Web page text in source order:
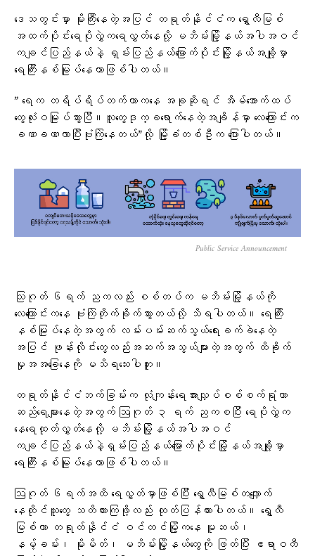
ဒေသတွင်းမှာ မိုးကြီးနေတဲ့အပြင် တရုတ်နိုင်ငံက ရွှေလီမြစ်
အထက်ပိုင်းရေပိုလွှဲက​ရေလွှတ်နေလို့ မဘိမ်းမြို့နယ်အပါအဝင်
ကချင်ပြည်နယ်နဲ့ ရှမ်းပြည်နယ်မြောက်ပိုင်းမြို့နယ်အချို့မှာ
ရေကြီးနစ်မြုပ်နေတာဖြစ်ပါတယ်။
” ရေက တရိပ်ရိပ်တက်တာကနေ အခုဆိုရင် အိမ်အောက်ထပ်
တွေလုံးဝမြုပ်သွားပြီ။လူတွေဒုက္ခရောက်နေတဲ့အချိန်မှာ လေကြောင်းက
ခဏခဏလာပြီးဗုံးကြဲနေတယ်”လို့ မြို့ခံတစ်ဦးက ပြောပါတယ်။
Public Service Announcement
သြဂုတ် ၆ရက် ညကလည်း စစ်တပ်က မဘိမ်းမြို့နယ်ကို
လေကြောင်းကနေ ဗုံးကြဲတိုက်ခိုက်သွားတယ်လို့ သိရပါတယ်။ ရေကြီး
နစ်မြုပ်နေတဲ့အတွက် လမ်းပမ်းဆက်သွယ်ရေးခက်ခဲနေတဲ့
အပြင် ဖုန်းလိုင်းတွေလည်းအဆက်အသွယ်များတဲ့အတွက် ထိခိုက်
မှုအအခြေနေကို မသိရသေးပါဘူး။
တရုတ်နိုင်ငံဘက်ခြမ်းက လုံကျန်းရေအားလျှပ်စစ်စက်ရုံဟာ
ဆည်ရေများနေတဲ့အတွက် ဩဂုတ် ၃ ရက် ညကစပြီး ရေပိုလွှဲက‌
နေရေထုတ်လွှတ်နေလို့ မဘိမ်းမြို့နယ်အပါအဝင်
ကချင်ပြည်နယ်နဲ့ရှမ်းပြည်နယ်မြောက်ပိုင်းမြို့နယ်အချို့မှာ
ရေကြီးနစ်မြုပ်နေတာဖြစ်ပါတယ်။
ဩဂုတ် ၆ရက်အထိ ရေလွှတ်မှာဖြစ်ပြီး ရွှေလီမြစ်တလျှောက်
နေထိုင်သူတွေ သတိထားကြဖို့လည်း ထုတ်ပြန်ထားပါတယ်။ ရွှေလီ
မြစ်ဟာ တရုတ်နိုင်ငံ ဝင်တင်မြို့ကနေ မူဆယ်၊
နမ့်ခမ်း၊ မိုးမိတ်၊ မဘိမ်းမြို့နယ်တွေကို ဖြတ်ပြီး ဧရာဝတီ